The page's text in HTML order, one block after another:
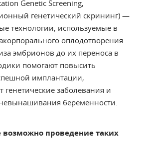
Genetic Screening,
генетический скрининг) —
технологии, используемые в
оплодотворения
эмбрионов до их переноса в
помогают повысить
имплантации,
генетические заболевания и
беременности.
проведение таких